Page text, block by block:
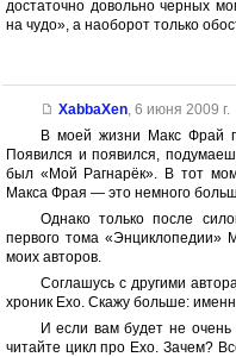
достаточно довольно черных
на чудо», а наоборот только
XabbaXen, 6 июня 2009 г.
В моей жизни Макс Фрай
Появился и появился,
был «Мой Рагнарёк». В тот
Макса Фрая — это немного
Однако только после
первого тома
моих авторов.
Соглашусь с другими
хроник Ехо. Скажу больше:
И если вам будет не
читайте цикл про Ехо. Зачем?